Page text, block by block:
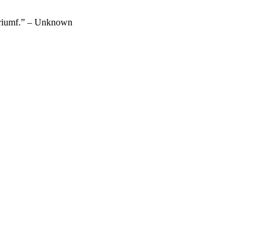
– Unknown